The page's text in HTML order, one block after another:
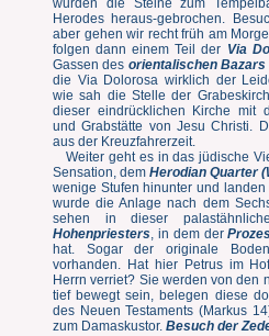
wurden die Steine zum
Herodes heraus-gebrochen.
aber gehen wir recht früh am
folgen dann einem Teil der Via
Gassen des orientalischen Bazars
die Via Dolorosa wirklich der
wie sah die Stelle der
dieser eindrücklichen Kirche mit
und Grabstätte von Jesu Christi.
aus der Kreuzfahrerzeit.
Weiter geht es in das jüdische
Sensation, dem Herodian Quarter
wenige Stufen hinunter und
wurde die Anlage nach dem
sehen in dieser
Hohenpriesters, in dem der
hat. Sogar der originale
vorhanden. Hat hier Petrus im
Herrn verriet? Sie werden von den
tief bewegt sein, belegen diese
des Neuen Testaments (Markus
zum Damaskustor. Besuch der